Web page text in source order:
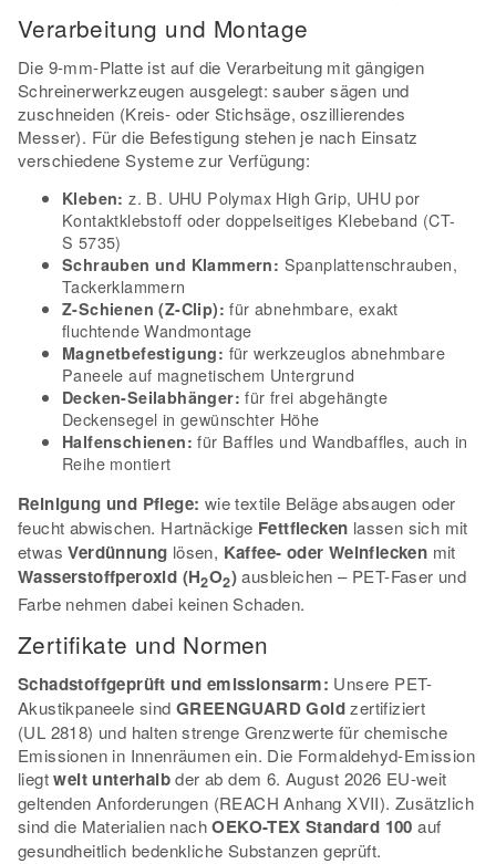
Verarbeitung und Montage
Die 9-mm-Platte ist auf die Verarbeitung mit gängigen
Schreinerwerkzeugen ausgelegt: sauber sägen und
zuschneiden (Kreis- oder Stichsäge, oszillierendes
Messer). Für die Befestigung stehen je nach Einsatz
verschiedene Systeme zur Verfügung:
Kleben: z. B. UHU Polymax High Grip, UHU por
Kontaktklebstoff oder doppelseitiges Klebeband (CT-
S 5735)
Schrauben und Klammern: Spanplattenschrauben,
Tackerklammern
Z-Schienen (Z-Clip): für abnehmbare, exakt
fluchtende Wandmontage
Magnetbefestigung: für werkzeuglos abnehmbare
Paneele auf magnetischem Untergrund
Decken-Seilabhänger: für frei abgehängte
Deckensegel in gewünschter Höhe
Halfenschienen: für Baffles und Wandbaffles, auch in
Reihe montiert
Reinigung und Pflege: wie textile Beläge absaugen oder
feucht abwischen. Hartnäckige Fettflecken lassen sich mit
etwasVerdünnung lösen, Kaffee- oder Weinflecken mit
Wasserstoffperoxid (H2O2)ausbleichen – PET-Faser und
Farbe nehmen dabei keinen Schaden.
Zertifikate und Normen
Schadstoffgeprüft und emissionsarm: Unsere PET-
Akustikpaneele sind GREENGUARD Goldzertifiziert
(UL 2818) und halten strenge Grenzwerte für chemische
Emissionen in Innenräumen ein. Die Formaldehyd-Emission
liegtweit unterhalbder ab dem 6. August 2026 EU-weit
geltenden Anforderungen (REACH Anhang XVII). Zusätzlich
sind die Materialien nachOEKO-TEX Standard 100 auf
gesundheitlich bedenkliche Substanzen geprüft.